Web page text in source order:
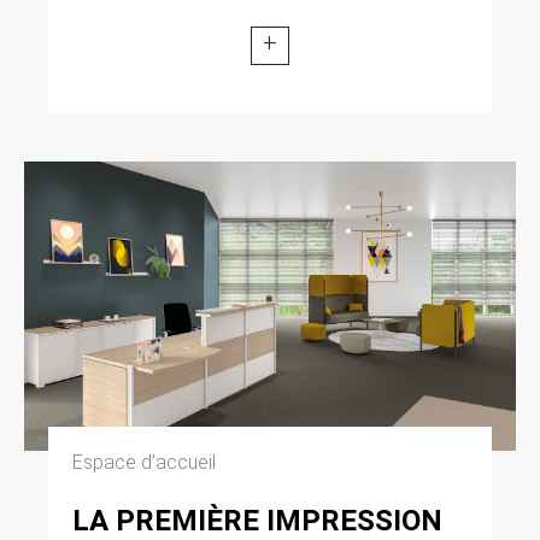
+
Espace d’accueil
LA PREMIÈRE IMPRESSION